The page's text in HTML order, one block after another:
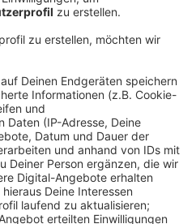
07:42
fordert eine
von Anwohnern,
Das berichtet die
es bald eine Abstimmung
geben. In der
autoärmer werden, ganz